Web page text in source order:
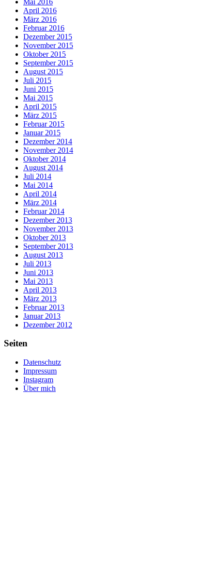
April 2016
März 2016
Februar 2016
Dezember 2015
November 2015
Oktober 2015
September 2015
August 2015
Juli 2015
Juni 2015
Mai 2015
April 2015
März 2015
Februar 2015
Januar 2015
Dezember 2014
November 2014
Oktober 2014
August 2014
Juli 2014
Mai 2014
April 2014
März 2014
Februar 2014
Dezember 2013
November 2013
Oktober 2013
September 2013
August 2013
Juli 2013
Juni 2013
Mai 2013
April 2013
März 2013
Februar 2013
Januar 2013
Dezember 2012
Seiten
Datenschutz
Impressum
Instagram
Über mich